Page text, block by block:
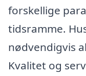
forskellige
tidsramme.
nødvendigvis
Kvalitet og